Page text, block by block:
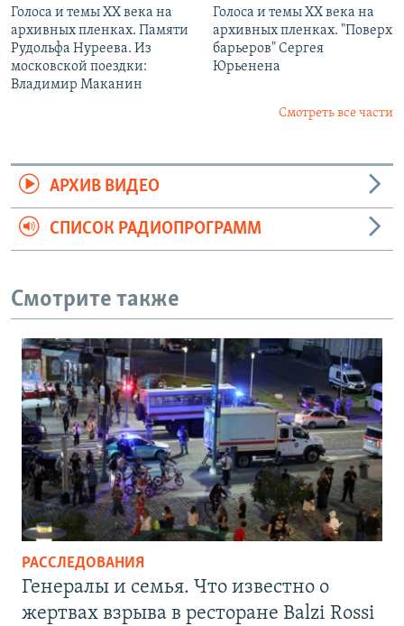
Голоса и темы XX века на
архивных пленках. Памяти
Рудольфа Нуреева. Из
московской поездки:
Владимир Маканин
Голоса и темы XX века на
архивных пленках. "Поверх
барьеров" Сергея
Юрьенена
Смотреть все части
АРХИВ ВИДЕО
СПИСОК РАДИОПРОГРАММ
Смотрите также
РАССЛЕДОВАНИЯ
Генералы и семья. Что известно о
жертвах взрыва в ресторане Balzi Rossi